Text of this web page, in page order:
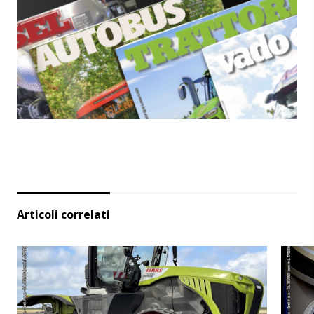
Articoli correlati